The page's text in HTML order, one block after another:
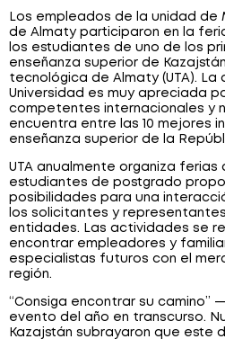
SISTEMAS DE
Los empleados de la unidad de
de Almaty participaron en la
los estudiantes de uno de los
enseñanza superior de
tecnológica de Almaty (UTA). La
Universidad es muy apreciada
competentes internacionales y
encuentra entre las 10 mejores
enseñanza superior de la
UTA anualmente organiza ferias
estudiantes de postgrado
posibilidades para una
los solicitantes y
entidades. Las actividades se
encontrar empleadores y
especialistas futuros con el
región.
“Consiga encontrar su camino”
evento del año en transcurso.
Kazajstán subrayaron que este